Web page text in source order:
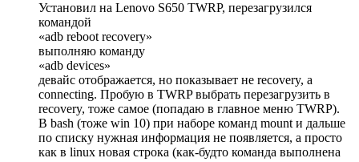
Установил на Lenovo S650 TWRP, перезагрузился
командой
«adb reboot recovery»
выполняю команду
«adb devices»
девайс отображается, но показывает не recovery, а
connecting. Пробую в TWRP выбрать перезагрузить в
recovery, тоже самое (попадаю в главное меню TWRP).
В bash (тоже win 10) при наборе команд mount и дальше
по списку нужная информация не появляется, а просто
как в linux новая строка (как-будто команда выполнена